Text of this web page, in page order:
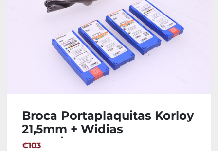
Broca Portaplaquitas Korloy
21,5mm + Widias
XOMT/SPMT07T
€103